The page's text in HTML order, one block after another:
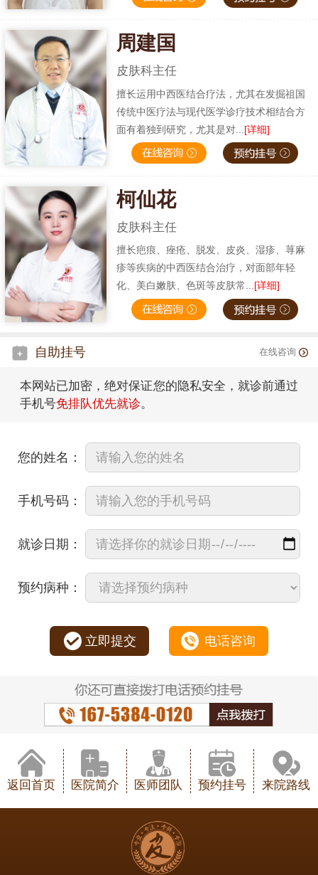
周建国
皮肤科主任
擅长运用中西医结合疗法，尤其在发掘祖国
传统中医疗法与现代医学诊疗技术相结合方
面有着独到研究，尤其是对... [详细]
柯仙花
皮肤科主任
擅长疤痕、痤疮、脱发、皮炎、湿疹、荨麻
疹等疾病的中西医结合治疗，对面部年轻
化、美白嫩肤、色斑等皮肤常...[详细]
自助挂号 在线咨询
本网站已加密，绝对保证您的隐私安全，就诊前通过
手机号免排队优先就诊。
您的姓名：
手机号码：
就诊日期：
预约病种：
立即提交 电话咨询
返回首页 医院简介 医师团队 预约挂号 来院路线